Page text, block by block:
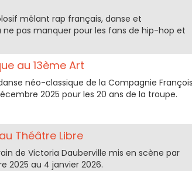
mêlant rap français, danse et
pas manquer pour les fans de hip-hop et
au 13ème Art
néo-classique de la Compagnie
2025 pour les 20 ans de la troupe.
Théâtre Libre
de Victoria Dauberville mis en scène par
2025 au 4 janvier 2026.